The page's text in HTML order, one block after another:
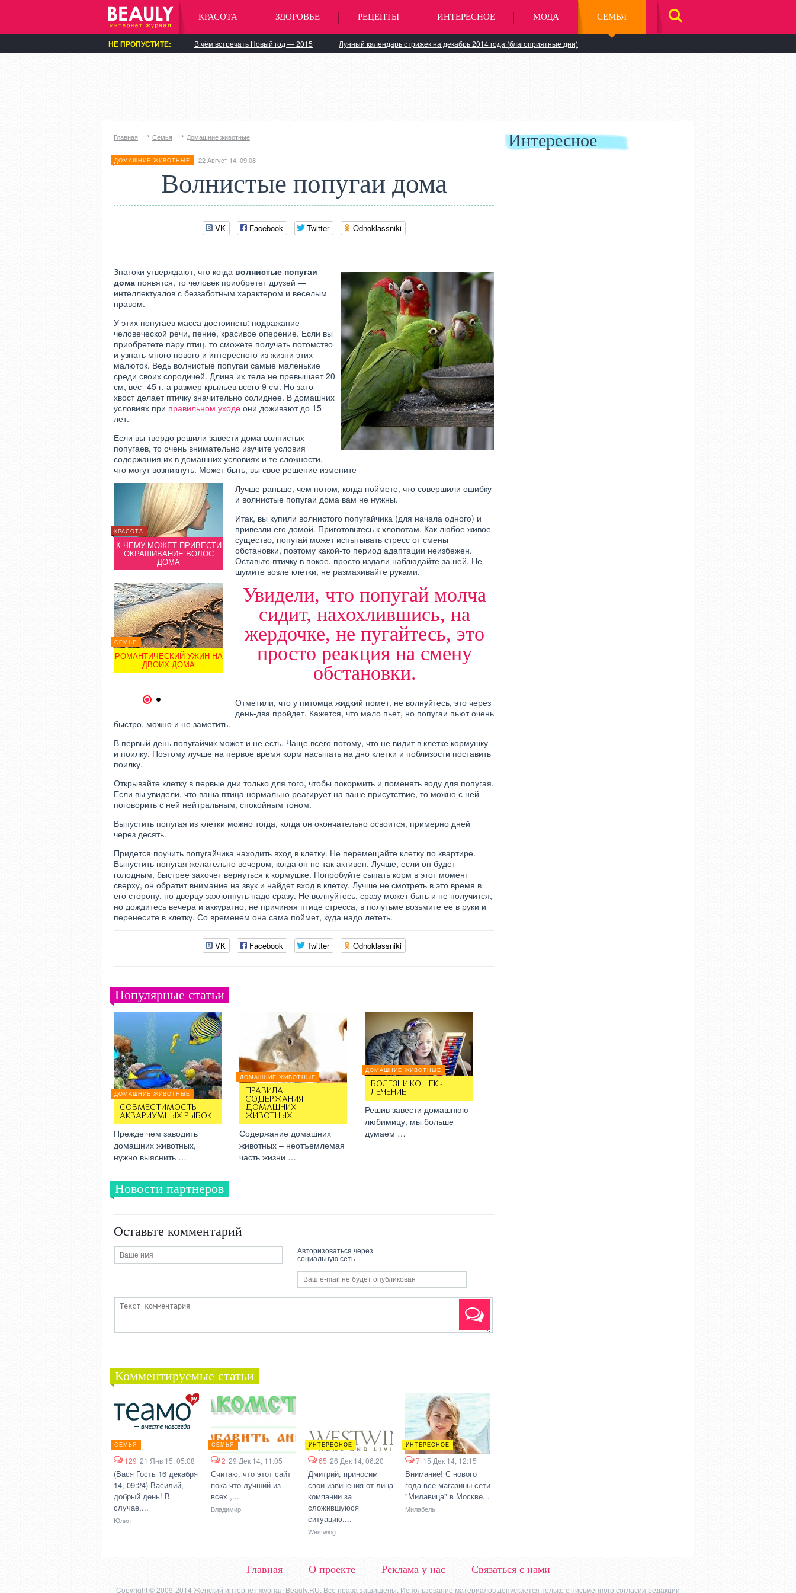
КРАСОТА ЗДОРОВЬЕ РЕЦЕПТЫ ИНТЕРЕСНОЕ МОДА СЕМЬЯ
НЕ ПРОПУСТИТЕ: В чём встречать Новый год — 2015 Лунный календарь стрижек на декабрь 2014 года (благоприятные дни)
Главная Семья Домашние животные
ДОМАШНИЕ ЖИВОТНЫЕ 22 Август 14, 09:08
Волнистые попугаи дома
VK Facebook Twitter Odnoklassniki
Знатоки утверждают, что когда волнистые попугаи
дома появятся, то человек приобретет друзей —
интеллектуалов с беззаботным характером и веселым
нравом.
У этих попугаев масса достоинств: подражание
человеческой речи, пение, красивое оперение. Если вы
приобретете пару птиц, то сможете получать потомство
и узнать много нового и интересного из жизни этих
малюток. Ведь волнистые попугаи самые маленькие
среди своих сородичей. Длина их тела не превышает 20
см, вес- 45 г, а размер крыльев всего 9 см. Но зато
хвост делает птичку значительно солиднее. В домашних
условиях при правильном уходе они доживают до 15
лет.
Если вы твердо решили завести дома волнистых
попугаев, то очень внимательно изучите условия
содержания их в домашних условиях и те сложности,
что могут возникнуть. Может быть, вы свое решение измените
КРАСОТА
К ЧЕМУ МОЖЕТ ПРИВЕСТИ
ОКРАШИВАНИЕ ВОЛОС
ДОМА
СЕМЬЯ
РОМАНТИЧЕСКИЙ УЖИН НА
ДВОИХ ДОМА
ДАЧА
ИНТЕРЬЕР ЗАГОРОДНОГО
ДОМА
КРАСОТА
К ЧЕМУ МОЖЕТ ПРИВЕСТИ
ОКРАШИВАНИЕ ВОЛОС
ДОМА
СЕМЬЯ
РОМАНТИЧЕСКИЙ УЖИН НА
ДВОИХ ДОМА
Лучше раньше, чем потом, когда поймете, что совершили ошибку
и волнистые попугаи дома вам не нужны.
Итак, вы купили волнистого попугайчика (для начала одного) и
привезли его домой. Приготовьтесь к хлопотам. Как любое живое
существо, попугай может испытывать стресс от смены
обстановки, поэтому какой-то период адаптации неизбежен.
Оставьте птичку в покое, просто издали наблюдайте за ней. Не
шумите возле клетки, не размахивайте руками.
Увидели, что попугай молча
сидит, нахохлившись, на
жердочке, не пугайтесь, это
просто реакция на смену
обстановки.
Отметили, что у питомца жидкий помет, не волнуйтесь, это через
день-два пройдет. Кажется, что мало пьет, но попугаи пьют очень
быстро, можно и не заметить.
В первый день попугайчик может и не есть. Чаще всего потому, что не видит в клетке кормушку
и поилку. Поэтому лучше на первое время корм насыпать на дно клетки и поблизости поставить
поилку.
Открывайте клетку в первые дни только для того, чтобы покормить и поменять воду для попугая.
Если вы увидели, что ваша птица нормально реагирует на ваше присутствие, то можно с ней
поговорить с ней нейтральным, спокойным тоном.
Выпустить попугая из клетки можно тогда, когда он окончательно освоится, примерно дней
через десять.
Придется поучить попугайчика находить вход в клетку. Не перемещайте клетку по квартире.
Выпустить попугая желательно вечером, когда он не так активен. Лучше, если он будет
голодным, быстрее захочет вернуться к кормушке. Попробуйте сыпать корм в этот момент
сверху, он обратит внимание на звук и найдет вход в клетку. Лучше не смотреть в это время в
его сторону, но дверцу захлопнуть надо сразу. Не волнуйтесь, сразу может быть и не получится,
но дождитесь вечера и аккуратно, не причиняя птице стресса, в полутьме возьмите ее в руки и
перенесите в клетку. Со временем она сама поймет, куда надо лететь.
VK Facebook Twitter Odnoklassniki
Популярные статьи
ДОМАШНИЕ ЖИВОТНЫЕ
СОВМЕСТИМОСТЬ
АКВАРИУМНЫХ РЫБОК
Прежде чем заводить
домашних животных,
нужно выяснить …
ДОМАШНИЕ ЖИВОТНЫЕ
ПРАВИЛА
СОДЕРЖАНИЯ
ДОМАШНИХ
ЖИВОТНЫХ
Содержание домашних
животных – неотъемлемая
часть жизни …
ДОМАШНИЕ ЖИВОТНЫЕ
БОЛЕЗНИ КОШЕК -
ЛЕЧЕНИЕ
Решив завести домашнюю
любимицу, мы больше
думаем …
Новости партнеров
Оставьте комментарий
Авторизоваться через
социальную сеть
Комментируемые статьи
СЕМЬЯ
129 21 Янв 15, 05:08
(Вася Гость 16 декабря
14, 09:24) Василий,
добрый день! В
случае,...
Юлия
СЕМЬЯ
2 29 Дек 14, 11:05
Считаю, что этот сайт
пока что лучший из
всех ,...
Владимир
ИНТЕРЕСНОЕ
65 26 Дек 14, 06:20
Дмитрий, приносим
свои извинения от лица
компании за
сложившуюся
ситуацию....
Westwing
ИНТЕРЕСНОЕ
7 15 Дек 14, 12:15
Внимание! С нового
года все магазины сети
"Милавица" в Москве...
Милабель
Интересное
Главная О проекте Реклама у нас Связаться с нами
Copyright © 2009-2014 Женский интернет журнал Beauly.RU. Все права защищены. Использование материалов допускается только с письменного согласия редакции